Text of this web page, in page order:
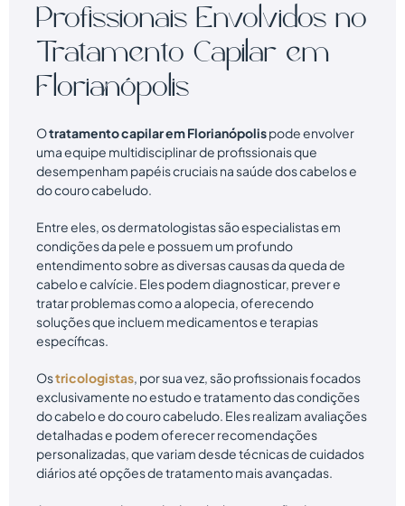
Profissionais Envolvidos no
Tratamento Capilar em
Florianópolis
Otratamento capilar em Florianópolispode envolver
uma equipe multidisciplinar de profissionais que
desempenham papéis cruciais na saúde dos cabelos e
do couro cabeludo.
Entre eles, os dermatologistas são especialistas em
condições da pele e possuem um profundo
entendimento sobre as diversas causas da queda de
cabelo e calvície. Eles podem diagnosticar, prever e
tratar problemas como a alopecia, oferecendo
soluções que incluem medicamentos e terapias
específicas.
Ostricologistas, por sua vez, são profissionais focados
exclusivamente no estudo e tratamento das condições
do cabelo e do couro cabeludo. Eles realizam avaliações
detalhadas e podem oferecer recomendações
personalizadas, que variam desde técnicas de cuidados
diários até opções de tratamento mais avançadas.